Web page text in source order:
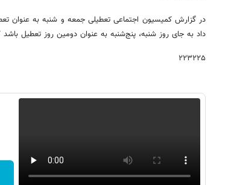
در گزارش کمیسیون اجتماعی تعطیلی جمعه و شنبه به عنوان
داد به جای روز شنبه، پنج‌شنبه به عنوان دومین روز تعطیل باشد
۲۲۳۲۲۵